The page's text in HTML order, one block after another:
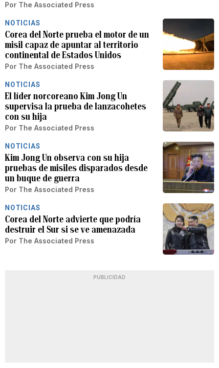
Por The Associated Press
NOTICIAS
Corea del Norte prueba el motor de un
misil capaz de apuntar al territorio
continental de Estados Unidos
Por The Associated Press
NOTICIAS
El líder norcoreano Kim Jong Un
supervisa la prueba de lanzacohetes
con su hija
Por The Associated Press
NOTICIAS
Kim Jong Un observa con su hija
pruebas de misiles disparados desde
un buque de guerra
Por The Associated Press
NOTICIAS
Corea del Norte advierte que podría
destruir el Sur si se ve amenazada
Por The Associated Press
PUBLICIDAD